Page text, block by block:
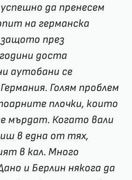
да пренесем
на германска
през
доста
аутобани се
Голям проблем
плочки, които
мърдат. Когато вали
в една от тях,
в кал. Много
и Берлин някога да